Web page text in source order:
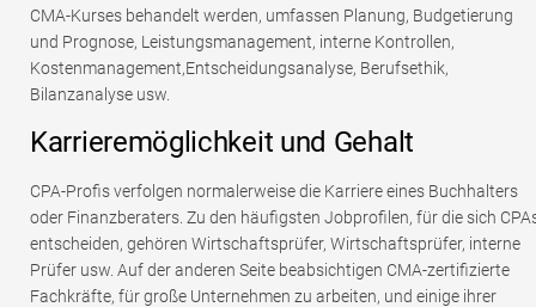
CMA-Kurses behandelt werden, umfassen Planung, Budgetierung
und Prognose, Leistungsmanagement, interne Kontrollen,
Kostenmanagement,Entscheidungsanalyse, Berufsethik,
Bilanzanalyse usw.
Karrieremöglichkeit und Gehalt
CPA-Profis verfolgen normalerweise die Karriere eines Buchhalters
oder Finanzberaters. Zu den häufigsten Jobprofilen, für die sich
entscheiden, gehören Wirtschaftsprüfer, Wirtschaftsprüfer, interne
Prüfer usw. Auf der anderen Seite beabsichtigen CMA-zertifizierte
Fachkräfte, für große Unternehmen zu arbeiten, und einige ihrer